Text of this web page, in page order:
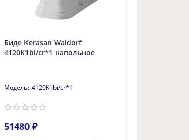
Биде Kerasan Waldorf
4120K1bi/cr*1 напольное
4120K1bi/cr*1
51480 ₽